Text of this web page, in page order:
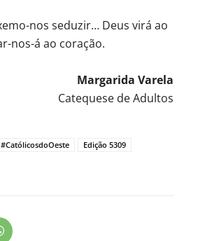
nos seduzir… Deus virá ao
nos-á ao coração.
Margarida Varela
Catequese de Adultos
#CatólicosdoOeste
Edição 5309